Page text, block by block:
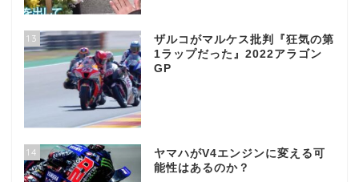
13
ザルコがマルケス批判『狂気の第
1ラップだった』2022アラゴン
GP
14
ヤマハがV4エンジンに変える可
能性はあるのか？